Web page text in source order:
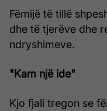
Fëmijë të tillë
dhe të tjerëve dhe
ndryshimeve.
"Kam një ide"
Kjo fjali tregon se